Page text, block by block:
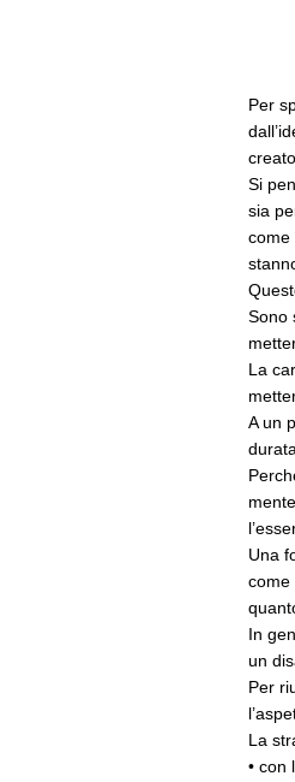
Per
Si
sia
come
Sono
La
A un
Una
come
In
un
Per
La
• con